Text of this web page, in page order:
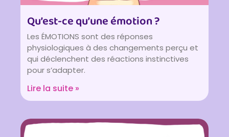
Qu’est-ce qu’une émotion ?
Les ÉMOTIONS sont des réponses
physiologiques à des changements perçu et
qui déclenchent des réactions instinctives
pour s’adapter.
Lire la suite »